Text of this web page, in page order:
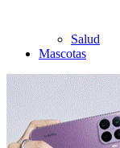
Salud
Mascotas